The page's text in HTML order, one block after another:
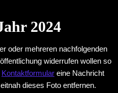
2024
oder mehreren nachfolgenden
widerrufen wollen so
Kontaktformular eine Nachricht
dieses Foto entfernen.